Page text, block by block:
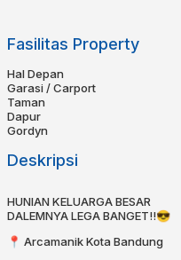
Fasilitas Property
Hal Depan
Garasi / Carport
Taman
Dapur
Gordyn
Deskripsi
HUNIAN KELUARGA BESAR
DALEMNYA LEGA BANGET!!😎⁣
📍 Arcamanik Kota Bandung